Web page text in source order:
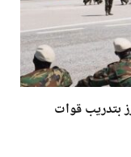
بتدريب قوات